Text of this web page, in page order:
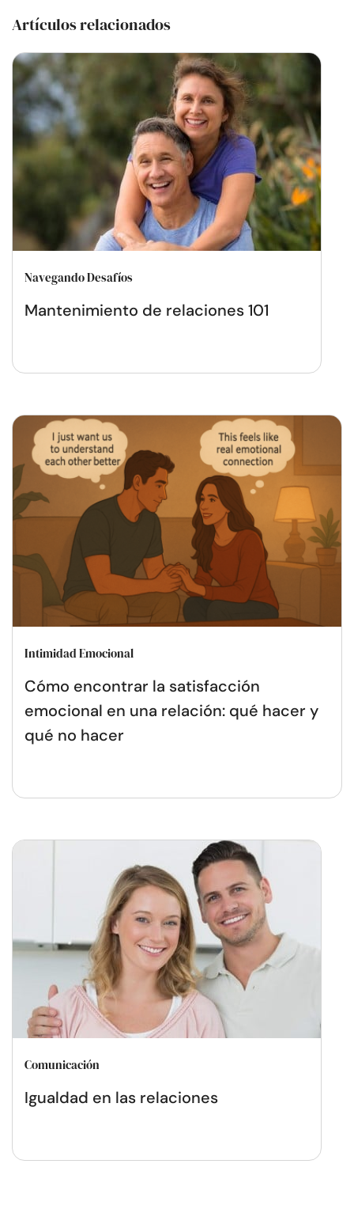
Artículos relacionados
Navegando Desafíos
Mantenimiento de relaciones 101
Intimidad Emocional
Cómo encontrar la satisfacción
emocional en una relación: qué hacer y
qué no hacer
Comunicación
Igualdad en las relaciones